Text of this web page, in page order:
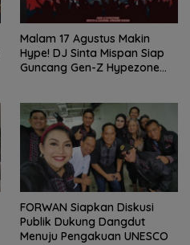
Malam 17 Agustus Makin
Hype! DJ Sinta Mispan Siap
Guncang Gen-Z Hypezone
FORWAN Siapkan Diskusi
Publik Dukung Dangdut
Menuju Pengakuan UNESCO